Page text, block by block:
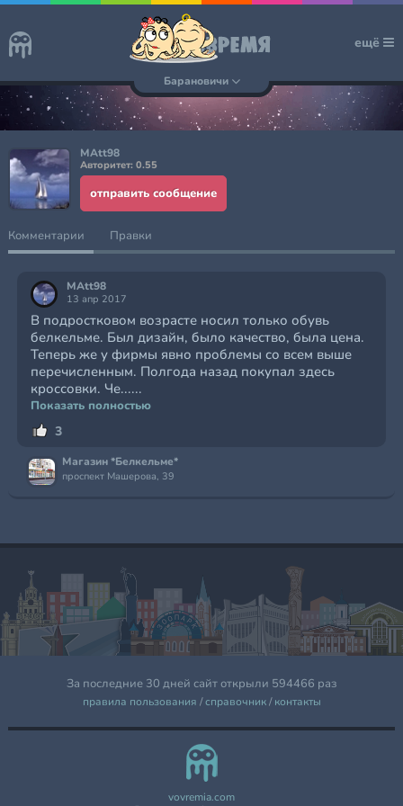
ещё
Барановичи
MAtt98
Авторитет: 0.55
отправить сообщение
Комментарии Правки
MAtt98
13 апр 2017
В подростковом возрасте носил только обувь
белкельме. Был дизайн, было качество, была цена.
Теперь же у фирмы явно проблемы со всем выше
перечисленным. Полгода назад покупал здесь
кроссовки. Че......
Показать полностью
3
Магазин *Белкельме*
проспект Машерова, 39
За последние 30 дней сайт открыли 594466 раз
правила пользования /справочник/контакты
vovremia.com